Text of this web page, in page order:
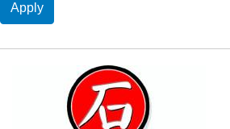
Apply